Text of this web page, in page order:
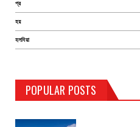
প্র
হয়
হলদিয়া
POPULAR POSTS
TEST PAGE
Haldia Bandar August